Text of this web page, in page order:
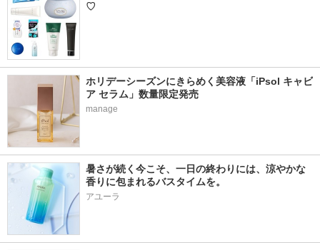
♡
ホリデーシーズンにきらめく美容液「iPsol キャビ
ア セラム」数量限定発売
manage
暑さが続く今こそ、一日の終わりには、涼やかな
香りに包まれるバスタイムを。
アユーラ